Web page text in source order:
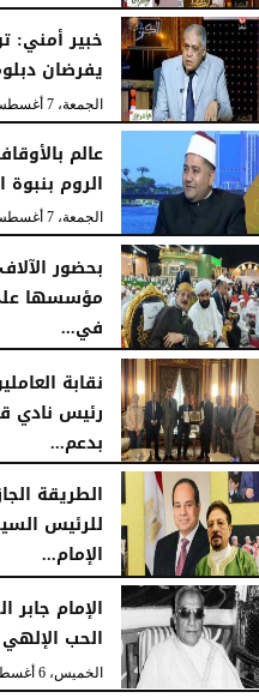
خبير أمني:
يفرضان
الجمعة، 7 أغسطس 2026
عالم
الروم
الجمعة، 7 أغسطس 2026
بحضور
مؤسسها
في...
الجمعة، 7 أغسطس 2026
نقابة
رئيس نادي
بدعم...
الخميس، 6 أغسطس 2026
الطريقة
للرئيس
الإمام...
الخميس، 6 أغسطس 2026
الإمام
الحب
الخميس، 6 أغسطس 2026